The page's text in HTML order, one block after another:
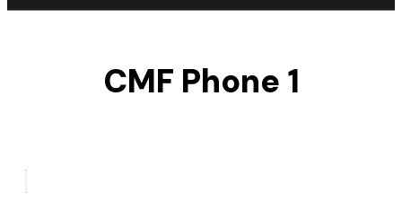
CMF Phone 1